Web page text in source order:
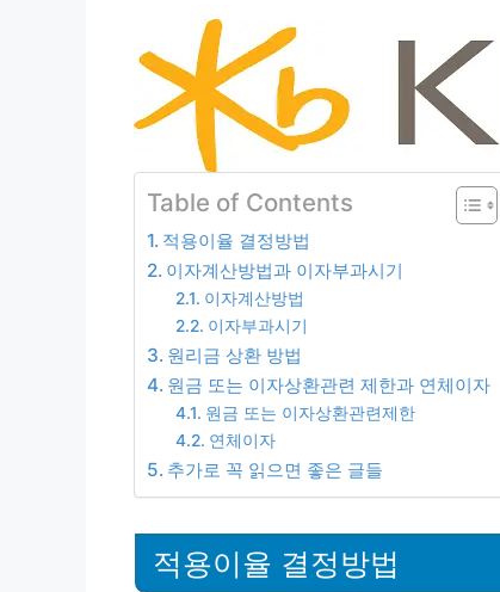
Table of Contents
적용이율 결정방법
이자계산방법과 이자부과시기
이자계산방법
이자부과시기
원리금 상환 방법
원금 또는 이자상환관련 제한과 연체이자
원금 또는 이자상환관련제한
연체이자
추가로 꼭 읽으면 좋은 글들
적용이율 결정방법